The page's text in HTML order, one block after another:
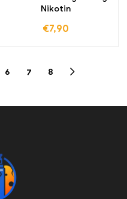
Nikotin
€7,90
6 7 8